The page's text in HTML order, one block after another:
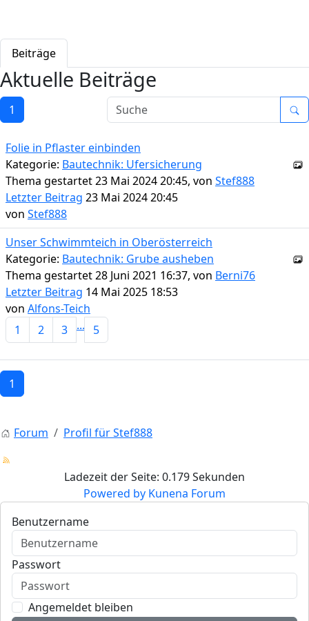
Beiträge
Aktuelle Beiträge
1
Folie in Pflaster einbinden
Kategorie: Bautechnik: Ufersicherung
Thema gestartet 23 Mai 2024 20:45, von Stef888
Letzter Beitrag 23 Mai 2024 20:45
von Stef888
Unser Schwimmteich in Oberösterreich
Kategorie: Bautechnik: Grube ausheben
Thema gestartet 28 Juni 2021 16:37, von Berni76
Letzter Beitrag 14 Mai 2025 18:53
von Alfons-Teich
1
2 3 ... 5
1
Forum Profil für Stef888
Ladezeit der Seite: 0.179 Sekunden
Powered by Kunena Forum
Benutzername
Passwort
Angemeldet bleiben